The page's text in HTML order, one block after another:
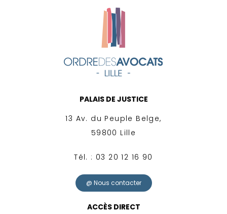
PALAIS DE JUSTICE
13 Av. du Peuple Belge,
59800 Lille
Tél. : 03 20 12 16 90
@ Nous contacter
ACCÈS DIRECT